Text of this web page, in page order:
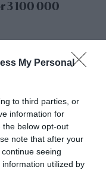
My Personal
to third parties, or
information for
the below opt-out
note that after your
seeing
utilized by
3 100 000
–